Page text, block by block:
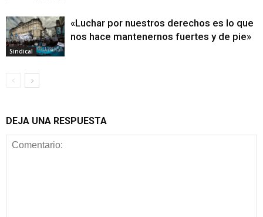
Sindical
«Luchar por nuestros derechos es lo que
nos hace mantenernos fuertes y de pie»
DEJA UNA RESPUESTA